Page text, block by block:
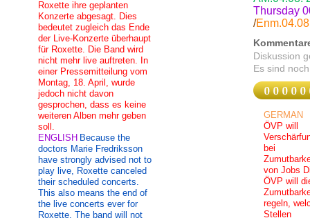
Thursday
/
Diskussion
Es sind
GERMAN
ÖVP will
bei
von Jobs
ÖVP will
regeln,
Stellen
Roxette ihre geplanten
Konzerte abgesagt. Dies
bedeutet zugleich das Ende
der Live-Konzerte überhaupt
für Roxette. Die Band wird
nicht mehr live auftreten. In
einer Pressemitteilung vom
Montag, 18. April, wurde
jedoch nicht davon
gesprochen, dass es keine
weiteren Alben mehr geben
soll.
ENGLISH Because the
doctors Marie Fredriksson
have strongly advised not to
play live, Roxette canceled
their scheduled concerts.
This also means the end of
the live concerts ever for
Roxette. The band will not